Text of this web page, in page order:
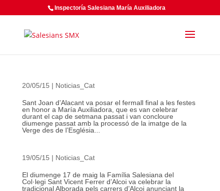
Inspectoría Salesiana María Auxiliadora
20/05/15 | Noticias_Cat
Sant Joan d’Alacant va posar el fermall final a les festes
en honor a María Auxiliadora, que es van celebrar
durant el cap de setmana passat i van concloure
diumenge passat amb la processó de la imatge de la
Verge des de l’Església...
19/05/15 | Noticias_Cat
El diumenge 17 de maig la Família Salesiana del
Col·legi Sant Vicent Ferrer d’Alcoi va celebrar la
tradicional Alborada pels carrers d’Alcoi anunciant la